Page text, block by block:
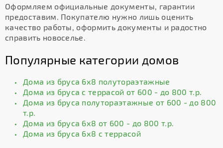
Оформляем официальные документы, гарантии
предоставим. Покупателю нужно лишь оценить
качество работы, оформить документы и радостно
справить новоселье.
Популярные категории домов
Дома из бруса 6х8 полутораэтажные
Дома из бруса с террасой от 600 - до 800 т.р.
Дома из бруса полутораэтажные от 600 - до 800
т.р.
Дома из бруса 6х8 от 600 - до 800 т.р.
Дома из бруса 6х8 с террасой